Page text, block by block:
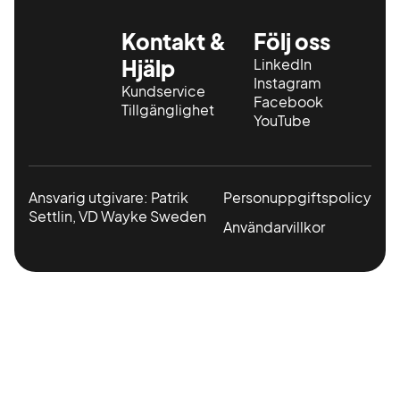
Kontakt &
Hjälp
Kundservice
Tillgänglighet
Följ oss
LinkedIn
Instagram
Facebook
YouTube
Ansvarig utgivare: Patrik
Settlin, VD Wayke Sweden
Personuppgiftspolicy
Användarvillkor